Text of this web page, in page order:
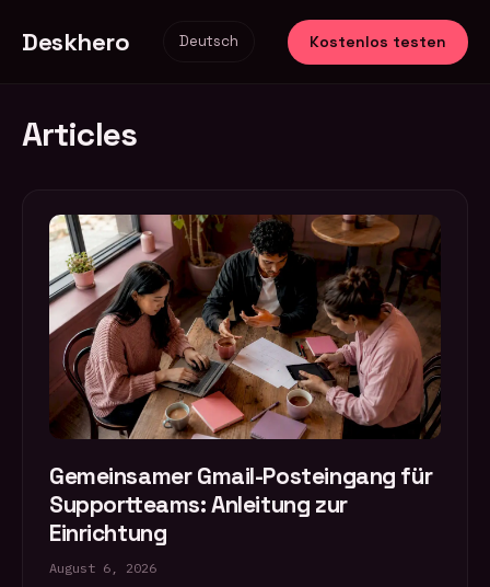
Deskhero Deutsch Kostenlos testen
Articles
Gemeinsamer Gmail-Posteingang für
Supportteams: Anleitung zur
Einrichtung
August 6, 2026